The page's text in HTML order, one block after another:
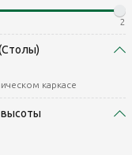
2
каркасе
высоты